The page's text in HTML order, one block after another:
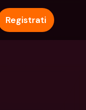
Registrati